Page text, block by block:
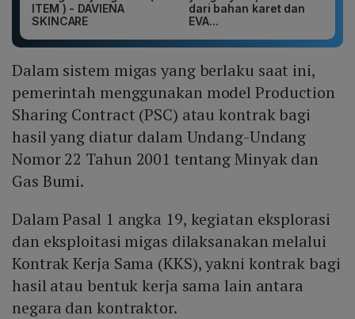
ITEM ) - DAVIENA
SKINCARE
dari bahan karet dan
EVA...
Dalam sistem migas yang berlaku saat ini,
pemerintah menggunakan model Production
Sharing Contract (PSC) atau kontrak bagi
hasil yang diatur dalam Undang-Undang
Nomor 22 Tahun 2001 tentang Minyak dan
Gas Bumi.
Dalam Pasal 1 angka 19, kegiatan eksplorasi
dan eksploitasi migas dilaksanakan melalui
Kontrak Kerja Sama (KKS), yakni kontrak bagi
hasil atau bentuk kerja sama lain antara
negara dan kontraktor.